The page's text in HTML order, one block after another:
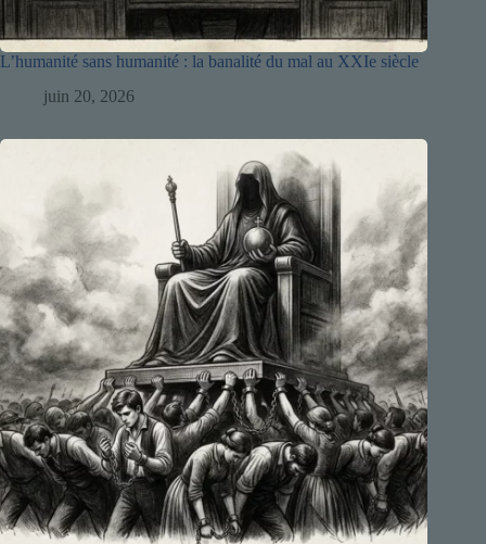
L’humanité sans humanité : la banalité du mal au XXIe siècle
juin 20, 2026